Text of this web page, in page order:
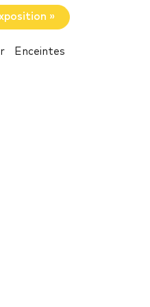
»
Enceintes